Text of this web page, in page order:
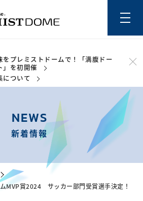
ページの本文を読む
プレミストドームで！「満腹ドー
」を初開催
について
NEWS
新着情報
MVP賞2024 サッカー部門受賞選手決定！